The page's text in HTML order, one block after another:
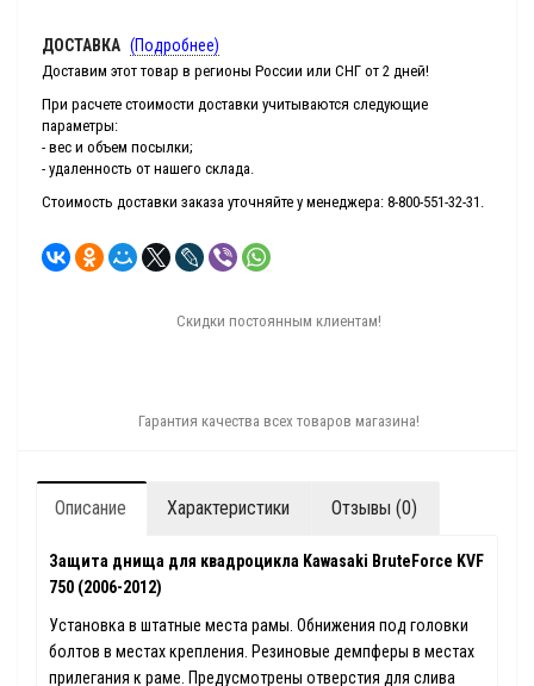
ДОСТАВКА (Подробнее)
Доставим этот товар в регионы России или СНГ от 2 дней!
При расчете стоимости доставки учитываются следующие
параметры:
- вес и объем посылки;
- удаленность от нашего склада.
Стоимость доставки заказа уточняйте у менеджера: 8-800-551-32-31.
Скидки постоянным клиентам!
Гарантия качества всех товаров магазина!
Описание Характеристики Отзывы (0)
Защита днища для квадроцикла Kawasaki BruteForce KVF
750 (2006-2012)
Установка в штатные места рамы. Обнижения под головки
болтов в местах крепления. Резиновые демпферы в местах
прилегания к раме. Предусмотрены отверстия для слива